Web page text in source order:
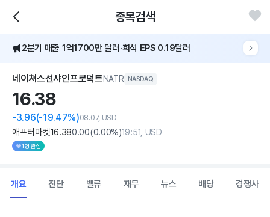
종목검색
2분기 매출 1억1700만 달러·희석 EPS 0.19달러
네이쳐스선샤인프로덕트NATR NASDAQ
16.38
-3.96(-19.47%)08.07, USD
애프터마켓16.380.00(0.00%)19:51, USD
1명 관심
개요 진단 밸류 재무 뉴스 배당 경쟁사